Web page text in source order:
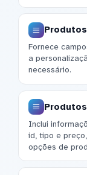
Fornece
a
necessário.
Inclui
id, tipo e
opções de